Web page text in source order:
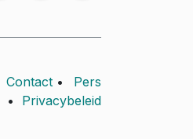
Contact •
Pers
• Privacybeleid